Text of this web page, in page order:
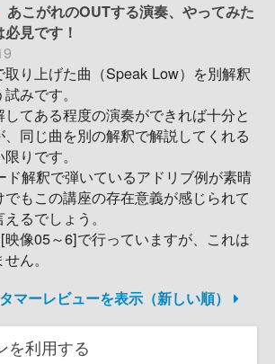
あこがれのOUTする演奏、やってみた
見です！
り上げた曲（Speak Low）を別解釈
みです。
てある程度の演奏ができれば十分と
同じ曲を別の解釈で解説してくれる
りです。
ド解釈で弾いているアドリブ例が素晴
もこの講座の存在意義が感じられて
るでしょう。
像05～6]で行っていますが、これは
ん。
マーレビューを表示（新しい順）
を利用する